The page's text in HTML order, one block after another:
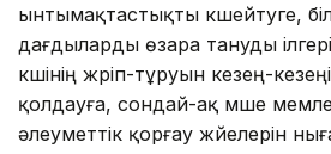
ынтымақтастықты күшейтуге,
дағдыларды өзара тануды
күшінің жүріп-тұруын кезең-
қолдауға, сондай-ақ мүше
әлеуметтік қорғау жүйелерін